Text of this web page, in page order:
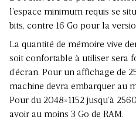
l’espace minimum requis se
bits, contre 16 Go pour la
La quantité de mémoire vive
soit confortable à utiliser sera
d’écran. Pour un affichage de
machine devra embarquer au
Pour du 2048×1152 jusqu’à
avoir au moins 3 Go de RAM.